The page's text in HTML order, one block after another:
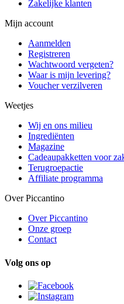
Zakelijke klanten
Mijn account
Aanmelden
Registreren
Wachtwoord vergeten?
Waar is mijn levering?
Voucher verzilveren
Weetjes
Wij en ons milieu
Ingrediënten
Magazine
Cadeaupakketten voor
Terugroepactie
Affiliate programma
Over Piccantino
Over Piccantino
Onze groep
Contact
Volg ons op